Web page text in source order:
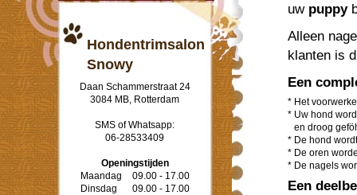
Hondentrimsalon
Snowy
Daan Schammerstraat 24
3084 MB, Rotterdam
SMS of Whatsapp:
06-28533409
Openingstijden
Maandag
09.00 - 17.00
Dinsdag
09.00 - 17.00
uw puppy
Alleen
klanten is
Een
* Het
* Uw hond
en droog
* De hond
* De oren
* De nagels
Een